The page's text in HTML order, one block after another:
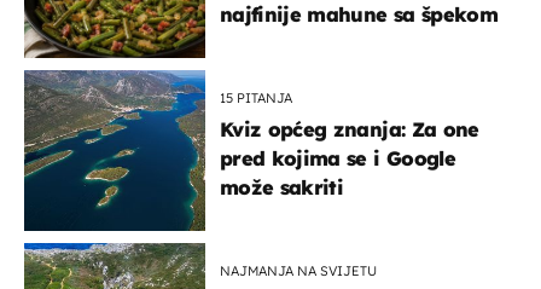
najfinije mahune sa špekom
15 PITANJA
Kviz općeg znanja: Za one
pred kojima se i Google
može sakriti
NAJMANJA NA SVIJETU